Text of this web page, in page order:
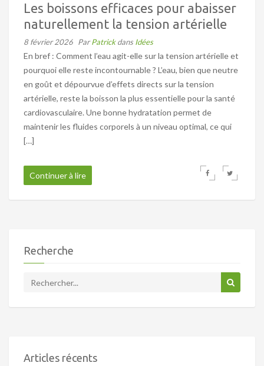
Les boissons efficaces pour abaisser
naturellement la tension artérielle
8 février 2026 ParPatrickdans Idées
En bref : Comment l’eau agit-elle sur la tension artérielle et
pourquoi elle reste incontournable ? L’eau, bien que neutre
en goût et dépourvue d’effets directs sur la tension
artérielle, reste la boisson la plus essentielle pour la santé
cardiovasculaire. Une bonne hydratation permet de
maintenir les fluides corporels à un niveau optimal, ce qui
[…]
Continuer à lire
Recherche
Articles récents